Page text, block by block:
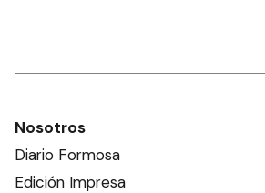
Nosotros
Diario Formosa
Edición Impresa